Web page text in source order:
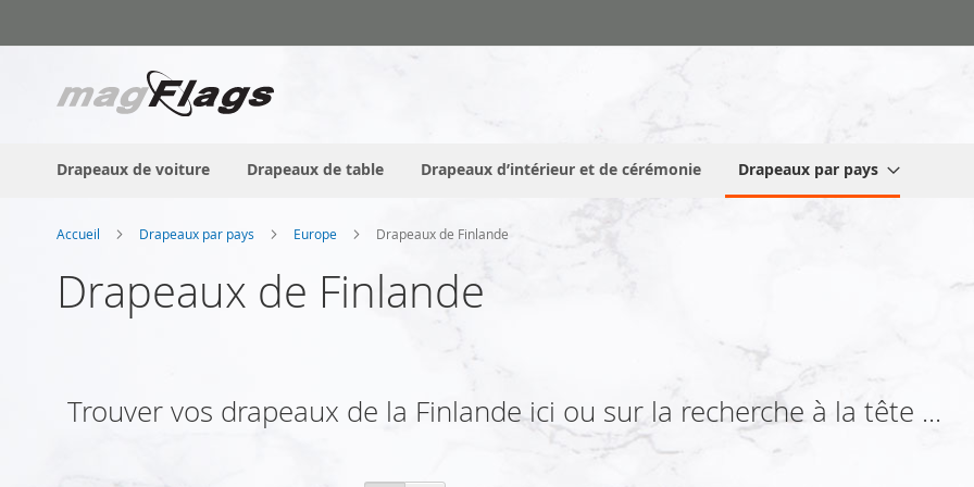
au
Drapeaux de voiture Drapeaux de table Drapeaux d’intérieur et de cérémonie Drapeaux par pays
Accueil Drapeaux par pays Europe Drapeaux de Finlande
Drapeaux de Finlande
Trouver vos drapeaux de la Finlande ici ou sur la recherche à la tête ...